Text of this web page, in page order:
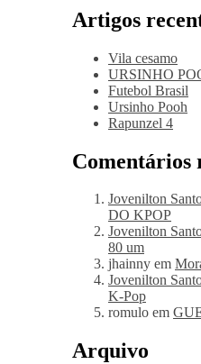
Artigos
Vila cesamo
URSINHO
Futebol Brasil
Ursinho Pooh
Rapunzel 4
Comentários
Jovenilton
DO KPOP
Jovenilton
80 um
jhainny em
Jovenilton
K-Pop
romulo em
Arquivo